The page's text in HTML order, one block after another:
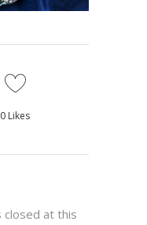
0 Likes
closed at this